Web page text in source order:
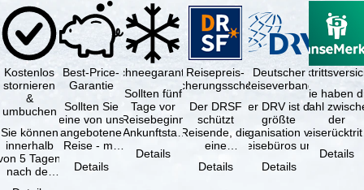
Kostenlos
stornieren
&
umbuchen
Sie können
innerhalb
5 Tagen
nach der
Best-Price-
Garantie
Sollten Sie
eine von uns
angebotene
Reise - mit
Leistung und
Details
Schneegarantie
Sollten fünf
Tage vor
Reisebeginn
(Ankunftstag)
Schneemangel
Details
Reisepreis-
Sicherungsschein
Der DRSF
schützt
Reisende, die
eine
oder
Details
Deutscher
Reiseverband
Der DRV ist die
größte
Organisation von
Reisebüros und
Reiseveranstaltern
in …
Details
Sie haben
Wahl
der
(inklusive
Details